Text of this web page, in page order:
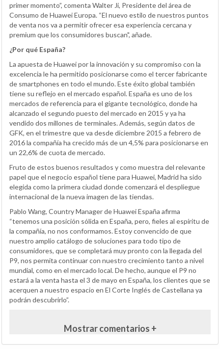
primer momento”, comenta Walter Ji, Presidente del área de
Consumo de Huawei Europa. “El nuevo estilo de nuestros puntos
de venta nos va a permitir ofrecer esa experiencia cercana y
premium que los consumidores buscan", añade.
¿Por qué España?
La apuesta de Huawei por la innovación y su compromiso con la
excelencia le ha permitido posicionarse como el tercer fabricante
de smartphones en todo el mundo. Este éxito global también
tiene su reflejo en el mercado español. España es uno de los
mercados de referencia para el gigante tecnológico, donde ha
alcanzado el segundo puesto del mercado en 2015 y ya ha
vendido dos millones de terminales. Además, según datos de
GFK, en el trimestre que va desde diciembre 2015 a febrero de
2016 la compañía ha crecido más de un 4,5% para posicionarse en
un 22,6% de cuota de mercado.
Fruto de estos buenos resultados y como muestra del relevante
papel que el negocio español tiene para Huawei, Madrid ha sido
elegida como la primera ciudad donde comenzará el despliegue
internacional de la nueva imagen de las tiendas.
Pablo Wang, Country Manager de Huawei España afirma
“tenemos una posición sólida en España, pero, fieles al espíritu de
la compañía, no nos conformamos. Estoy convencido de que
nuestro amplio catálogo de soluciones para todo tipo de
consumidores, que se completará muy pronto con la llegada del
P9, nos permita continuar con nuestro crecimiento tanto a nivel
mundial, como en el mercado local. De hecho, aunque el P9 no
estará a la venta hasta el 3 de mayo en España, los clientes que se
acerquen a nuestro espacio en El Corte Inglés de Castellana ya
podrán descubrirlo”.
Mostrar comentarios +